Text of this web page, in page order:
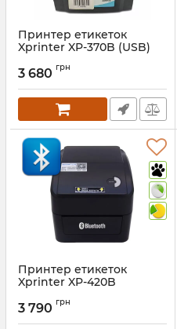
Принтер етикеток
Xprinter XP-370B (USB)
3 680 грн
Принтер етикеток
Xprinter XP-420B
Артикул: 1025
3 790 грн